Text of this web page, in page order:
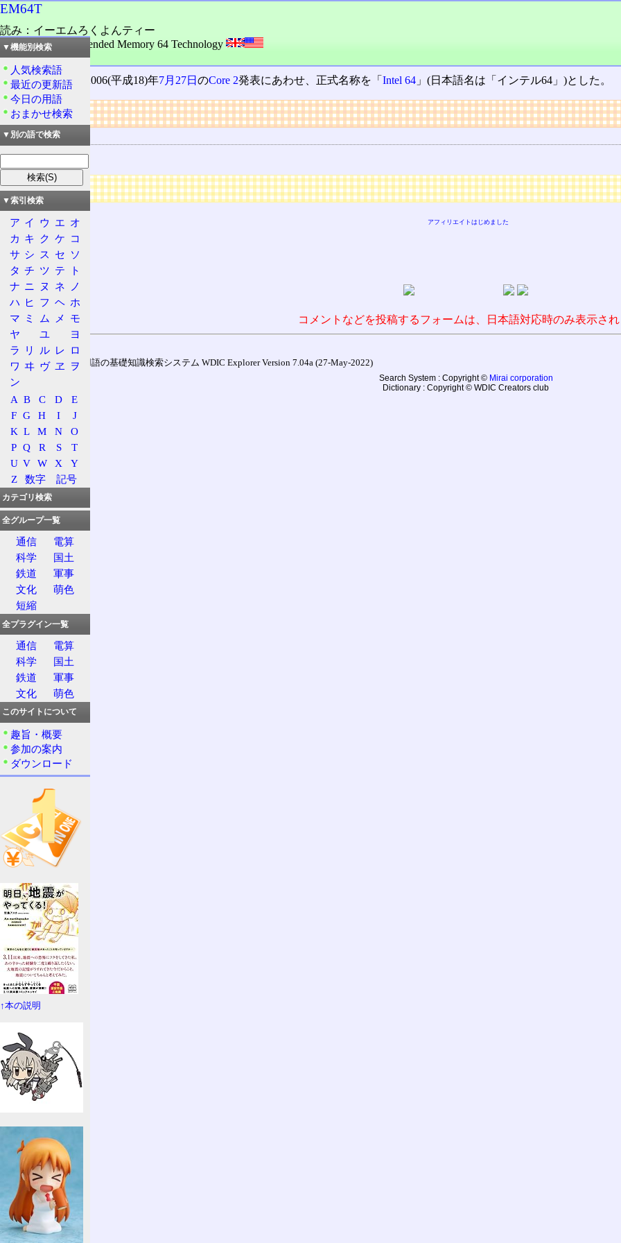
EM64T
読み：イーエムろくよんティー
外語：EM64T: Extended Memory 64 Technology
品詞：固有名詞
Intel 64の旧称。2006(平成18)年7月27日のCore 2発表にあわせ、正式名称を「Intel 64 」(日本語名は「インテル64」)とした。
リンク
関連する技術
AMD64 ISA
広告
アフィリエイトはじめました
コメントなどを投稿するフォームは、日本語対応時のみ表示さ
通信用語の基礎知識検索システム WDIC Explorer Version 7.04a (27-May-2022)
Search System : Copyright © Mirai corporation
Dictionary : Copyright © WDIC Creators club
▼機能別検索
人気検索語
最近の更新語
今日の用語
おまかせ検索
▼別の語で検索
▼索引検索
ア イ ウ エ オ
カ キ ク ケ コ
サ シ ス セ ソ
タ チ ツ テ
ト
ナ ニ ヌ ネ
ノ
ハ ヒ フ ヘ ホ
マ ミ ム メ
モ
ヤ
ユ
ヨ
ラ
リ ル レ ロ
ワ ヰ ヴ ヱ
ヲ
ン
A B C D
E
F G H I
J
K L M N
O
P Q R S
T
U V W X
Y
Z
数字 記号
カテゴリ検索
全グループ一覧
通信
電算
科学
国土
鉄道
軍事
文化
萌色
短縮
全プラグイン一覧
通信
電算
科学
国土
鉄道
軍事
文化
萌色
このサイトについて
趣旨・概要
参加の案内
ダウンロード
↑本の説明